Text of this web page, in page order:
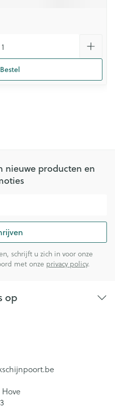
Bestel
nieuwe producten en
schrijft u zich in voor onze
met onze privacy policy.
op